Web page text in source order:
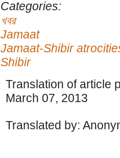
Categories:
খবর
Jamaat
Jamaat-Shibir
Shibir
Translation of article
March 07, 2013
Translated by: